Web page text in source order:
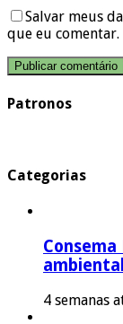
Salvar meus
que eu comentar.
Patronos
Categorias
4 semanas